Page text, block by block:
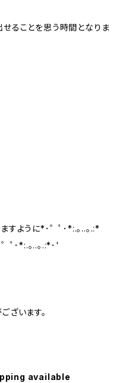
ることを思う時間となりま
すように*･゜ﾟ･*:.｡..｡.:*
ﾟ･*:.｡..｡.:*･'
ざいます。
available